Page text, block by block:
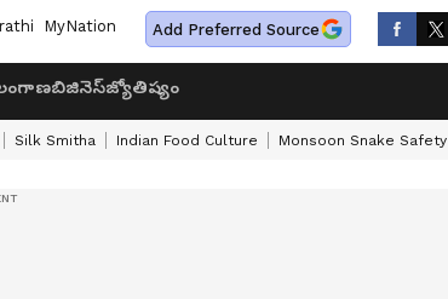
MyNation Add Preferred Source
బిజినెస్జ్యోతిష్యం
Silk Smitha Indian Food Culture Monsoon Snake Safety